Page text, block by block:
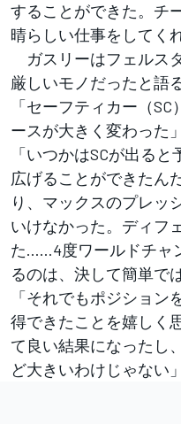
することができた。チ
晴らしい仕事をしてく
ガスリーはフェルス
厳しいモノだったと語る
「セーフティカー（
ースが大きく変わった」
「いつかはSCが出る
広げることができたん
り、マックスのプレッ
いけなかった。ディフ
た……4度ワールドチャ
るのは、決して簡単で
「それでもポジション
得できたことを嬉しく
て良い結果になったし
ど大きいわけじゃない」